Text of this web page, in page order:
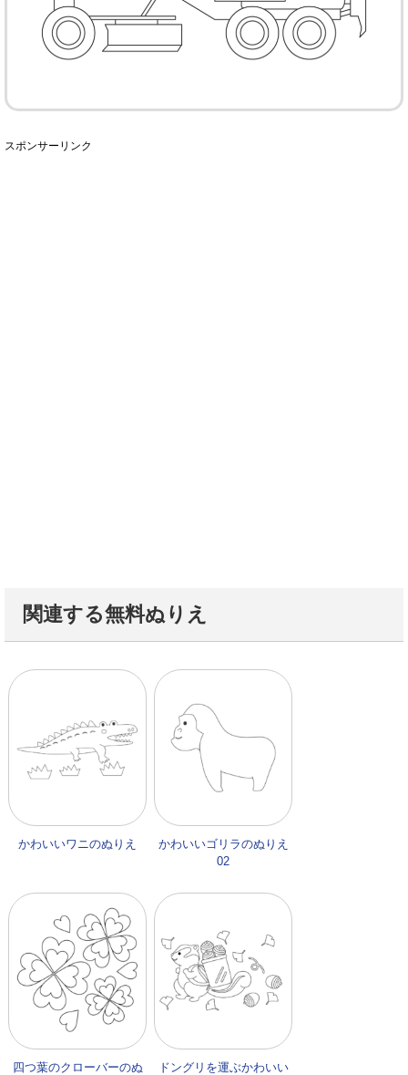
スポンサーリンク
関連する無料ぬりえ
かわいいワニのぬりえ
かわいいゴリラのぬりえ
02
四つ葉のクローバーのぬ
ドングリを運ぶかわいい